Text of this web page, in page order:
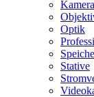
Optik
Stative